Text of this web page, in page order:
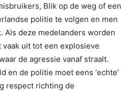
Blik op de weg of een
politie te volgen en men
Als deze medelanders worden
uit tot een explosieve
de agressie vanaf straalt.
en de politie moet eens ‘echte’
respect richting de